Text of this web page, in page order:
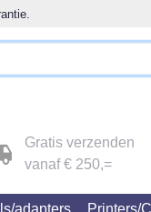
Gratis verzenden
vanaf € 250,=
adapters Printers/